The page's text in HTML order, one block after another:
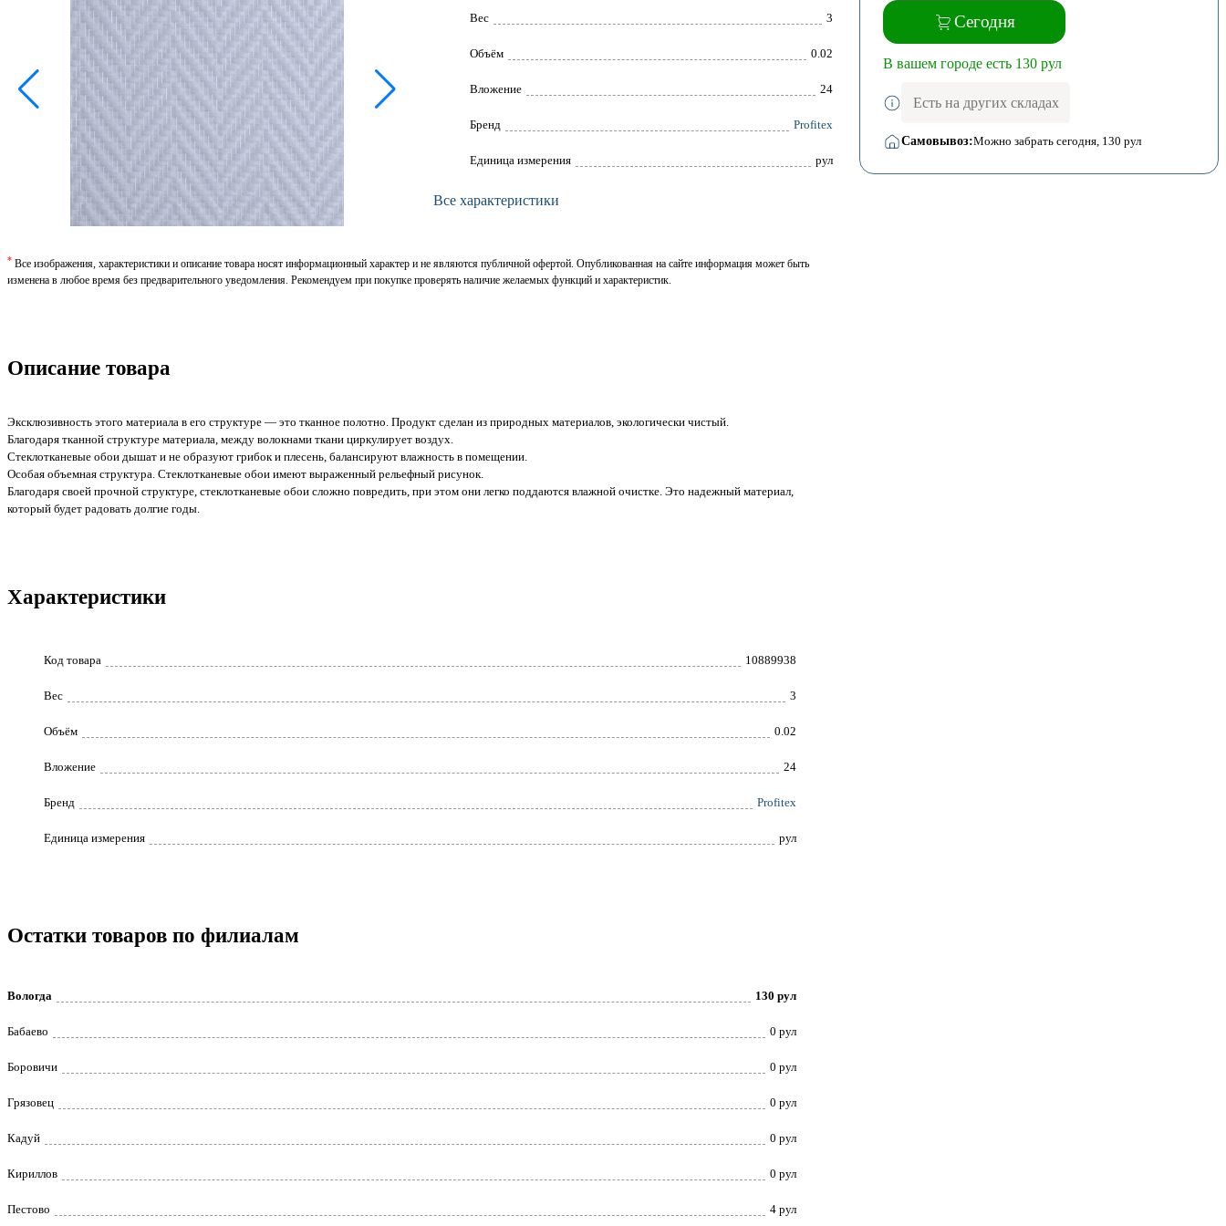
Вес 3
Объём 0.02
Вложение 24
Брeнд Profitex
Единица измерения рул
Все характеристики
* Все изображения, характеристики и описание товара носят информационный характер и не являются публичной офертой. Опубликованная на сайте информация может быть
изменена в любое время без предварительного уведомления. Рекомендуем при покупке проверять наличие желаемых функций и характеристик.
Сегодня
В вашем городе есть 130 рул
Есть на других складах
Самовывоз:Можно забрать сегодня, 130 рул
Описание товара
Эксклюзивность этого материала в его структуре — это тканное полотно. Продукт сделан из природных материалов, экологически чистый.
Благодаря тканной структуре материала, между волокнами ткани циркулирует воздух.
Стеклотканевые обои дышат и не образуют грибок и плесень, балансируют влажность в помещении.
Особая объемная структура. Стеклотканевые обои имеют выраженный рельефный рисунок.
Благодаря своей прочной структуре, стеклотканевые обои сложно повредить, при этом они легко поддаются влажной очистке. Это надежный материал,
который будет радовать долгие годы.
Характеристики
Код товара 10889938
Вес 3
Объём 0.02
Вложение 24
Бренд Profitex
Единица измерения рул
Остатки товаров по филиалам
Вологда 130 рул
Бабаево 0 рул
Боровичи 0 рул
Грязовец 0 рул
Кадуй 0 рул
Кириллов 0 рул
Пестово 4 рул